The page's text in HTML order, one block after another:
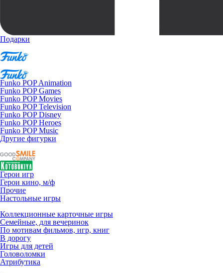
Подарки
Funko POP Animation
Funko POP Games
Funko POP Movies
Funko POP Television
Funko POP Disney
Funko POP Heroes
Funko POP Music
Другие фигурки
Герои игр
Герои кино, м/ф
Прочие
Настольные игры
Коллекционные карточные игры
Семейные, для вечеринок
По мотивам фильмов, игр, книг
В дорогу
Игры для детей
Головоломки
Атрибутика